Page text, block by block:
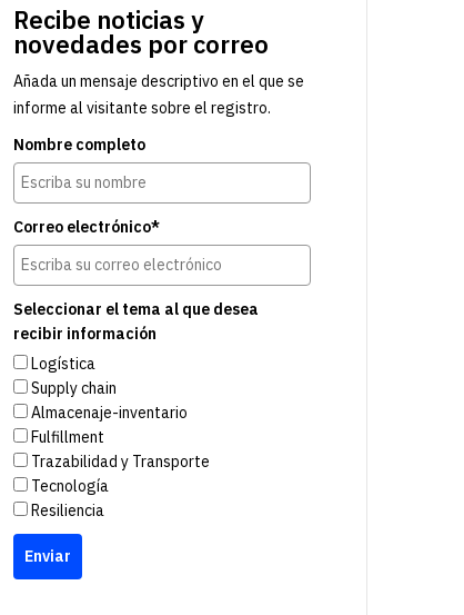
Recibe noticias y
novedades por correo
Añada un mensaje descriptivo en el que se
informe al visitante sobre el registro.
Nombre completo
Correo electrónico*
Seleccionar el tema al que desea
recibir información
Logística
Supply chain
Almacenaje-inventario
Fulfillment
Trazabilidad y Transporte
Tecnología
Resiliencia
Enviar